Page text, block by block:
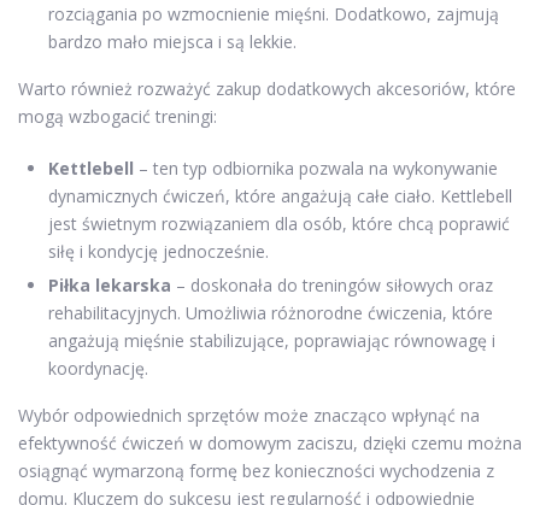
rozciągania po wzmocnienie mięśni. Dodatkowo, zajmują
bardzo mało miejsca i są lekkie.
Warto również rozważyć zakup dodatkowych akcesoriów, które
mogą wzbogacić treningi:
Kettlebell – ten typ odbiornika pozwala na wykonywanie
dynamicznych ćwiczeń, które angażują całe ciało. Kettlebell
jest świetnym rozwiązaniem dla osób, które chcą poprawić
siłę i kondycję jednocześnie.
Piłka lekarska – doskonała do treningów siłowych oraz
rehabilitacyjnych. Umożliwia różnorodne ćwiczenia, które
angażują mięśnie stabilizujące, poprawiając równowagę i
koordynację.
Wybór odpowiednich sprzętów może znacząco wpłynąć na
efektywność ćwiczeń w domowym zaciszu, dzięki czemu można
osiągnąć wymarzoną formę bez konieczności wychodzenia z
domu. Kluczem do sukcesu jest regularność i odpowiednie